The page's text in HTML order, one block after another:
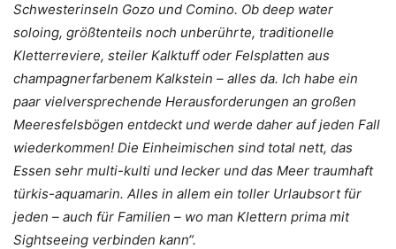
Schwesterinseln Gozo und Comino. Ob deep water
soloing, größtenteils noch unberührte, traditionelle
Kletterreviere, steiler Kalktuff oder Felsplatten aus
champagnerfarbenem Kalkstein – alles da. Ich habe ein
paar vielversprechende Herausforderungen an großen
Meeresfelsbögen entdeckt und werde daher auf jeden Fall
wiederkommen! Die Einheimischen sind total nett, das
Essen sehr multi-kulti und lecker und das Meer traumhaft
türkis-aquamarin. Alles in allem ein toller Urlaubsort für
jeden – auch für Familien – wo man Klettern prima mit
Sightseeing verbinden kann“.